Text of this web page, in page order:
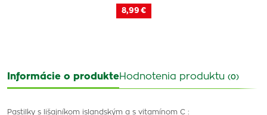
8,99 €
Informácie o produkteHodnotenia produktu (0)
Pastilky s lišajníkom islandským a s vitamínom C :